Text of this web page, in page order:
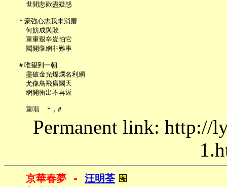
     世間悲歡盡疑惑
   ＊豪強心志我未消磨
     何妨成與敗
     重重艱辛豈怕它
     闖開孽網非難事
   ＃唯望到一朝
     盡破金光燦爛名利網
     尤像鳥飛廣闊天
     網開衝出不再返
Permanent link: http://
京華春夢 - 汪明荃